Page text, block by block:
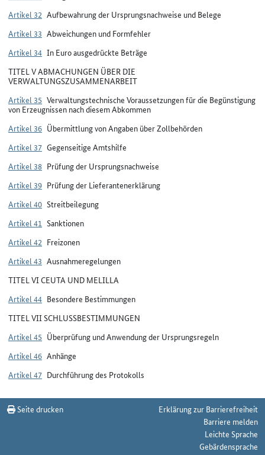
Artikel 32 Aufbewahrung der Ursprungsnachweise und Belege
Artikel 33 Abweichungen und Formfehler
Artikel 34 In Euro ausgedrückte Beträge
TITEL V ABMACHUNGEN ÜBER DIE
VERWALTUNGSZUSAMMENARBEIT
Artikel 35 Verwaltungstechnische Voraussetzungen für die Begünstigung
von Erzeugnissen nach diesem Abkommen
Artikel 36 Übermittlung von Angaben über Zollbehörden
Artikel 37 Gegenseitige Amtshilfe
Artikel 38 Prüfung der Ursprungsnachweise
Artikel 39 Prüfung der Lieferantenerklärung
Artikel 40 Streitbeilegung
Artikel 41 Sanktionen
Artikel 42 Freizonen
Artikel 43 Ausnahmeregelungen
TITEL VI CEUTA UND MELILLA
Artikel 44 Besondere Bestimmungen
TITEL VII SCHLUSSBESTIMMUNGEN
Artikel 45 Überprüfung und Anwendung der Ursprungsregeln
Artikel 46 Anhänge
Artikel 47 Durchführung des Protokolls
Seite drucken
Erklärung zur Barrierefreiheit
Barriere melden
Leichte Sprache
Gebärdensprache